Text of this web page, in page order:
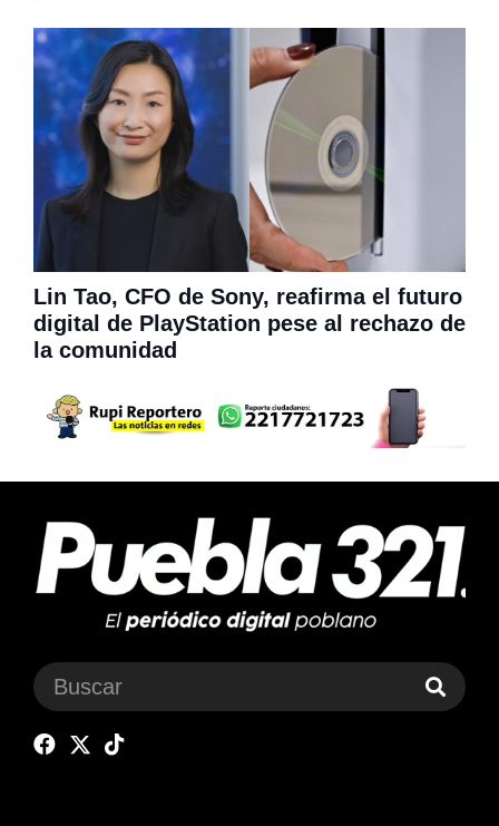
Lin Tao, CFO de Sony, reafirma el futuro
digital de PlayStation pese al rechazo de
la comunidad